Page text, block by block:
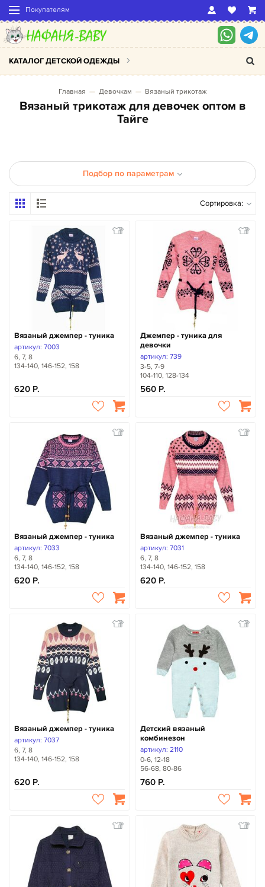
Покупателям
КАТАЛОГ ДЕТСКОЙ ОДЕЖДЫ
Главная Девочкам Вязаный трикотаж
Вязаный трикотаж для девочек оптом в
Тайге
Подбор по параметрам
Сортировка:
Вязаный джемпер - туника
артикул: 7003
6, 7, 8
134-140, 146-152, 158
620
Джемпер - туника для
девочки
артикул: 739
3-5, 7-9
104-110, 128-134
560
Вязаный джемпер - туника
артикул: 7033
6, 7, 8
134-140, 146-152, 158
620
Вязаный джемпер - туника
артикул: 7031
6, 7, 8
134-140, 146-152, 158
620
Вязаный джемпер - туника
артикул: 7037
6, 7, 8
134-140, 146-152, 158
620
Детский вязаный
комбинезон
артикул: 2110
0-6, 12-18
56-68, 80-86
760